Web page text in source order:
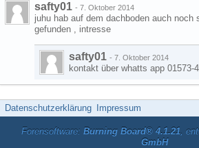
safty01 - 7. Oktober 2014
juhu hab auf dem dachboden auch noch
gefunden , intresse
safty01 - 7. Oktober 2014
kontakt über whatts app 01573-
Datenschutzerklärung Impressum
Forensoftware: Burning Board® 4.1.21,
GmbH